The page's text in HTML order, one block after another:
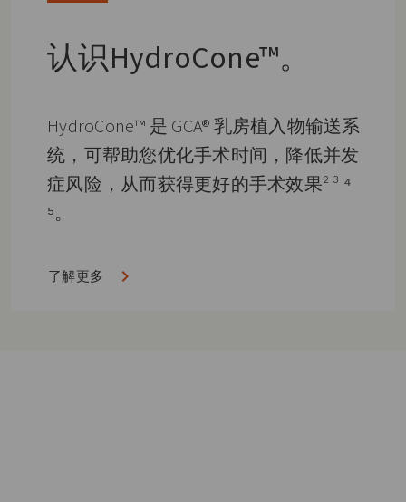
认识HydroCone™。
HydroCone™ 是 GCA® 乳房植入物输送系
统，可帮助您优化手术时间，降低并发
症风险，从而获得更好的手术效果² ³ ⁴
⁵。
了解更多